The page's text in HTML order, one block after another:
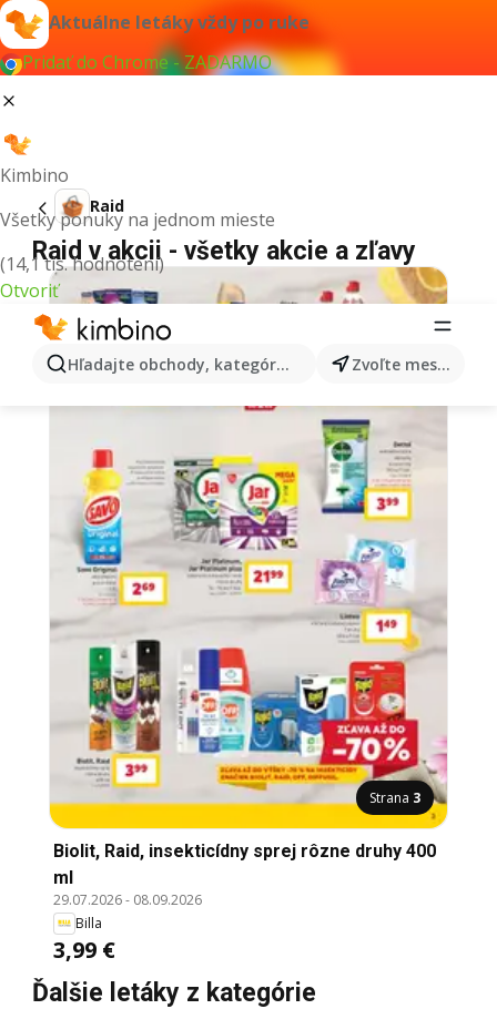
Aktuálne letáky vždy po ruke
Pridať do Chrome - ZADARMO
Kimbino
Všetky ponuky na jednom mieste
(14,1 tis. hodnotení)
Otvoriť
Hľadajte obchody, kategórie, produkty... Zvoľte mesto
Raid
Raid v akcii - všetky akcie a zľavy
Strana 3
Biolit, Raid, insekticídny sprej rôzne druhy 400
ml
29.07.2026- 08.09.2026
Billa
3,99 €
Ďalšie letáky z kategórie